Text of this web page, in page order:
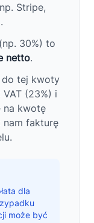
Stripe,
30%) to
netto.
do tej kwoty
(23%) i
na kwotę
nam fakturę
dla
może być